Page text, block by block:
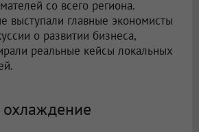
со всего региона.
выступали главные экономисты
о развитии бизнеса,
реальные кейсы локальных
охлаждение